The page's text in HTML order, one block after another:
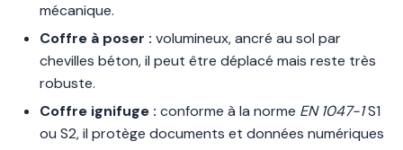
mécanique.
Coffre à poser : volumineux, ancré au sol par
chevilles béton, il peut être déplacé mais reste très
robuste.
Coffre ignifuge : conforme à la norme EN 1047-1S1
ou S2, il protège documents et données numériques